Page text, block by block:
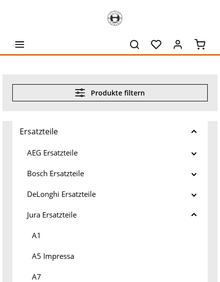
Produkte filtern
Ersatzteile
AEG Ersatzteile
Bosch Ersatzteile
DeLonghi Ersatzteile
Jura Ersatzteile
A1
A5 Impressa
A7